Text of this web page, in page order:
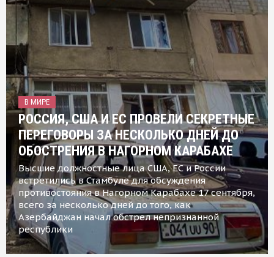
В МИРЕ
РОССИЯ, США И ЕС ПРОВЕЛИ СЕКРЕТНЫЕ
ПЕРЕГОВОРЫ ЗА НЕСКОЛЬКО ДНЕЙ ДО
ОБОСТРЕНИЯ В НАГОРНОМ КАРАБАХЕ
Высшие должностные лица США, ЕС и России
встретились в Стамбуле для обсуждения
противостояния в Нагорном Карабахе 17 сентября,
всего за несколько дней до того, как
Азербайджан начал обстрел непризнанной
республики